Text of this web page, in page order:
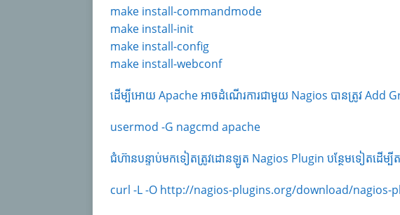
make install-commandmode
make install-init
make install-config
make install-webconf
ដើម្បីអោយ Apache អាចដំណើរការជាមួយ Nagios បានត្រូវ
usermod -G nagcmd apache
ជំហ៊ានបន្ទាប់មកទៀតត្រូវដោនឡូត Nagios Plugin បន្ថែមទៀតដើម្បីត
curl -L -O http://nagios-plugins.org/download/nagios-